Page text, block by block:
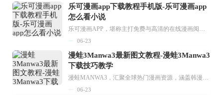
乐可漫画app下载教程手机版-乐可漫画app
怎么看小说
乐可漫画APP，堪称主打免费与高清的在线漫画阅读神器。其官方版提供海量完整版漫画资源，无论是国内漫画，还是日漫、韩漫、台漫、美漫等国外漫画，应有尽有，随时供你阅读。只需轻点一下，便能直接进入阅读界面。不仅如此，乐可漫画最新版本更新速度极快，在这里，你总能抢先看到全网一手漫画章节内容！...
06-23
漫蛙3Manwa3最新图文教程-漫蛙3Manwa3
下载技巧教学
漫蛙MANWA3，汇聚全球热门漫画资源，涵盖韩漫、欧美漫画、国漫等多种类型，题材丰富多样，全方位满足用户阅读喜好。它不仅是阅读平台，更是创作平台，为广大用户打造零门槛创作环境。...
06-23